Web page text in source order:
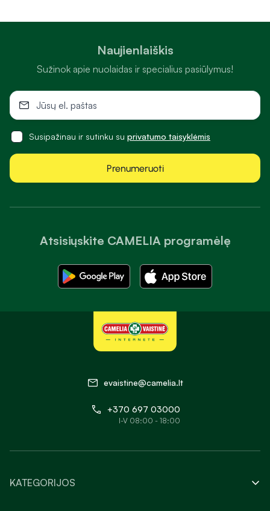
Atsisiųskite CAMELIA programėlę
Naujienlaiškis
Sužinok apie nuolaidas ir specialius pasiūlymus!
Susipažinau ir sutinku su privatumo taisyklėmis
Prenumeruoti
evaistine@camelia.lt
+370 697 03000
I-V 08:00 - 18:00
KATEGORIJOS